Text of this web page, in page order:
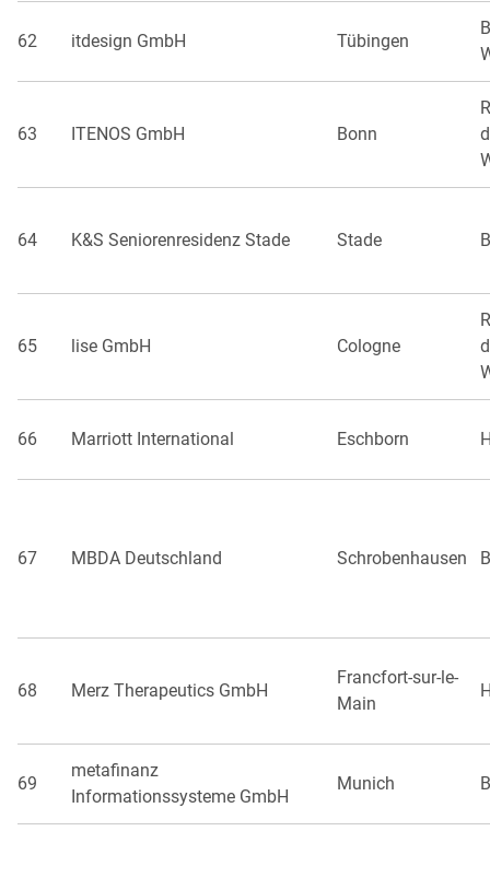
62 itdesign GmbH Tübingen
63 ITENOS GmbH Bonn
64 K&S Seniorenresidenz Stade Stade
65 lise GmbH Cologne
66 Marriott International Eschborn
67 MBDA Deutschland Schrobenhausen
68 Merz Therapeutics GmbH
Francfort-sur-le-
Main
69
metafinanz
Informationssysteme GmbH
Munich